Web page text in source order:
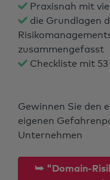
Praxisnah mit
die Grundlagen
zusammengefasst
Checkliste mit
Gewinnen Sie den
eigenen
Unternehmen
⮩ "Domain-